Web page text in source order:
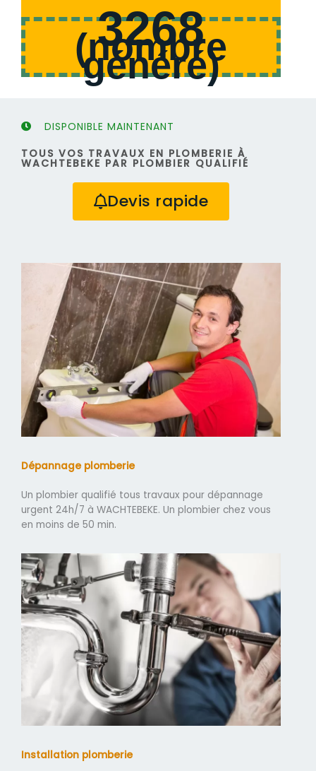
3268
(nombre
généré)
DISPONIBLE MAINTENANT
TOUS VOS TRAVAUX EN PLOMBERIE À
WACHTEBEKE PAR PLOMBIER QUALIFIÉ
Devis rapide
Dépannage plomberie
Un plombier qualifié tous travaux pour dépannage
urgent 24h/7 à WACHTEBEKE. Un plombier chez vous
en moins de 50 min.
Installation plomberie